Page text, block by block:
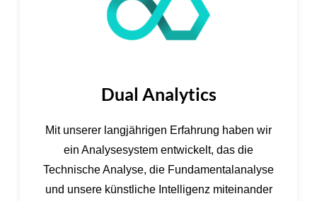
Dual Analytics
Mit unserer langjährigen Erfahrung haben wir
ein Analysesystem entwickelt, das die
Technische Analyse, die Fundamentalanalyse
und unsere künstliche Intelligenz miteinander